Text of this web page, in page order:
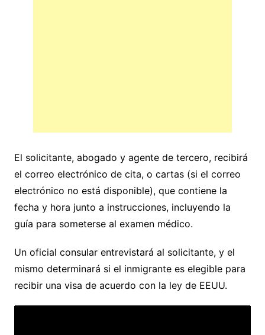
El solicitante, abogado y agente de tercero, recibirá
el correo electrónico de cita, o cartas (si el correo
electrónico no está disponible), que contiene la
fecha y hora junto a instrucciones, incluyendo la
guía para someterse al examen médico.
Un oficial consular entrevistará al solicitante, y el
mismo determinará si el inmigrante es elegible para
recibir una visa de acuerdo con la ley de EEUU.